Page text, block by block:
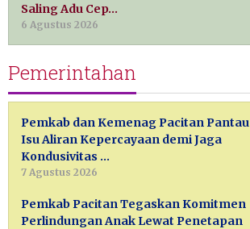
Saling Adu Cep…
6 Agustus 2026
Pemerintahan
Pemkab dan Kemenag Pacitan Pantau
Isu Aliran Kepercayaan demi Jaga
Kondusivitas …
7 Agustus 2026
Pemkab Pacitan Tegaskan Komitmen
Perlindungan Anak Lewat Penetapan